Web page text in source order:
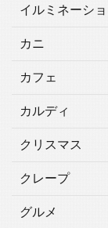
イルミネーシ
カニ
カフェ
カルディ
クリスマス
クレープ
グルメ